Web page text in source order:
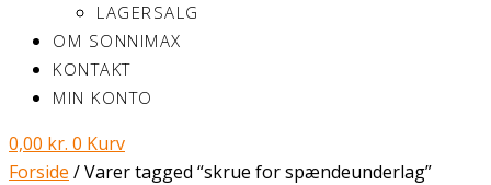
LAGERSALG
OM SONNIMAX
KONTAKT
MIN KONTO
0,00 kr. 0 Kurv
Forside / Varer tagged “skrue for spændeunderlag”